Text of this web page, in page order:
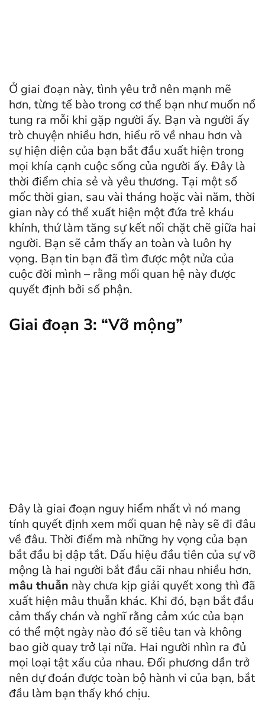
Ở giai đoạn này, tình yêu trở nên mạnh mẽ
hơn, từng tế bào trong cơ thể bạn như muốn nổ
tung ra mỗi khi gặp người ấy. Bạn và người ấy
trò chuyện nhiều hơn, hiểu rõ về nhau hơn và
sự hiện diện của bạn bắt đầu xuất hiện trong
mọi khía cạnh cuộc sống của người ấy. Đây là
thời điểm chia sẻ và yêu thương. Tại một số
mốc thời gian, sau vài tháng hoặc vài năm, thời
gian này có thể xuất hiện một đứa trẻ kháu
khỉnh, thứ làm tăng sự kết nối chặt chẽ giữa hai
người. Bạn sẽ cảm thấy an toàn và luôn hy
vọng. Bạn tin bạn đã tìm được một nửa của
cuộc đời mình – rằng mối quan hệ này được
quyết định bởi số phận.
Giai đoạn 3: “Vỡ mộng”
Đây là giai đoạn nguy hiểm nhất vì nó mang
tính quyết định xem mối quan hệ này sẽ đi đâu
về đâu. Thời điểm mà những hy vọng của bạn
bắt đầu bị dập tắt. Dấu hiệu đầu tiên của sự vỡ
mộng là hai người bắt đầu cãi nhau nhiều hơn,
mâu thuẫn này chưa kịp giải quyết xong thì đã
xuất hiện mâu thuẫn khác. Khi đó, bạn bắt đầu
cảm thấy chán và nghĩ rằng cảm xúc của bạn
có thể một ngày nào đó sẽ tiêu tan và không
bao giờ quay trở lại nữa. Hai người nhìn ra đủ
mọi loại tật xấu của nhau. Đối phương dần trở
nên dự đoán được toàn bộ hành vi của bạn, bắt
đầu làm bạn thấy khó chịu.